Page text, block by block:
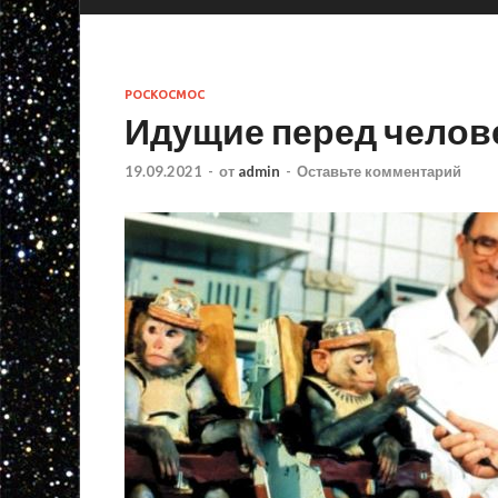
РОСКОСМОС
Идущие перед
19.09.2021 - от admin - Оставьте комментарий